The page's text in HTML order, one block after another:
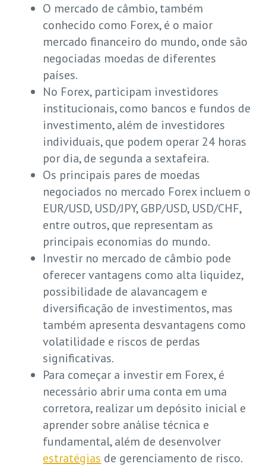
O mercado de câmbio, também
conhecido como Forex, é o maior
mercado financeiro do mundo, onde são
negociadas moedas de diferentes
países.
No Forex, participam investidores
institucionais, como bancos e fundos de
investimento, além de investidores
individuais, que podem operar 24 horas
por dia, de segunda a sextafeira.
Os principais pares de moedas
negociados no mercado Forex incluem o
EUR/USD, USD/JPY, GBP/USD, USD/CHF,
entre outros, que representam as
principais economias do mundo.
Investir no mercado de câmbio pode
oferecer vantagens como alta liquidez,
possibilidade de alavancagem e
diversificação de investimentos, mas
também apresenta desvantagens como
volatilidade e riscos de perdas
significativas.
Para começar a investir em Forex, é
necessário abrir uma conta em uma
corretora, realizar um depósito inicial e
aprender sobre análise técnica e
fundamental, além de desenvolver
estratégias de gerenciamento de risco.